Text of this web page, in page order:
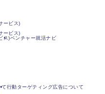
ービス)
ービス)
ス)ベンチャー就活ナビ
て行動ターゲティング広告について